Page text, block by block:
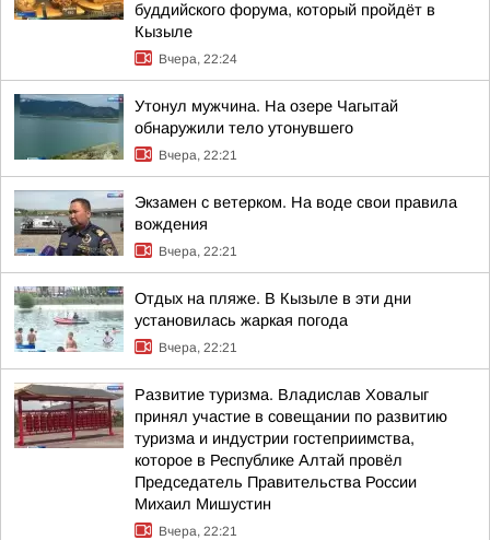
буддийского форума, который пройдёт в
Кызыле
Вчера, 22:24
Утонул мужчина. На озере Чагытай
обнаружили тело утонувшего
Вчера, 22:21
Экзамен с ветерком. На воде свои правила
вождения
Вчера, 22:21
Отдых на пляже. В Кызыле в эти дни
установилась жаркая погода
Вчера, 22:21
Развитие туризма. Владислав Ховалыг
принял участие в совещании по развитию
туризма и индустрии гостеприимства,
которое в Республике Алтай провёл
Председатель Правительства России
Михаил Мишустин
Вчера, 22:21